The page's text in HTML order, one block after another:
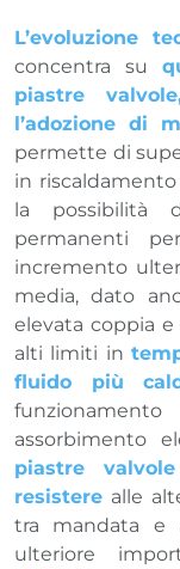
L’evoluzione
concentra su
piastre
l’adozione di
permette di
in
la possibilità
permanenti
incremento
media, dato
elevata coppia
alti limiti in
fluido più
assorbimento
piastre valvole
resistere alle
tra mandata e
ulteriore